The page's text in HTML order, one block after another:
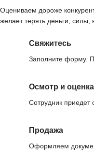
Оцениваем дороже
желает терять деньги, силы,
Свяжитесь
Заполните форму.
Осмотр и оценка
Сотрудник приедет
Продажа
Оформляем